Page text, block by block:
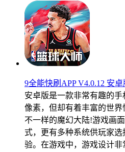
9全能快刷APP V4.0.12 安卓
安卓版是一款非常有趣的
像素，但却有着丰富的世
不一样的魔幻大陆!游戏画
式，更有多种系统供玩家
验。在游戏中，游戏设计